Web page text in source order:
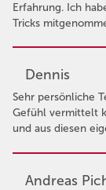
Erfahrung. Ich
Tricks
Dennis
Sehr persönliche
Gefühl vermittelt
und aus diesen
Andreas